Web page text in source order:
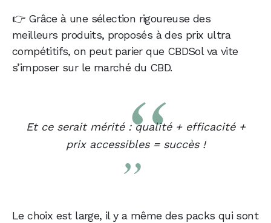
👉 Grâce à une sélection rigoureuse des
meilleurs produits, proposés à des prix ultra
compétitifs, on peut parier que CBDSol va vite
s’imposer sur le marché du CBD.
Et ce serait mérité : qualité + efficacité +
prix accessibles = succès !
Le choix est large, il y a même des packs qui sont